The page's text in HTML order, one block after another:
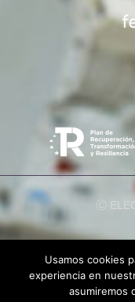
Ⓒ
Usamos cookies
experiencia en
asumiremos